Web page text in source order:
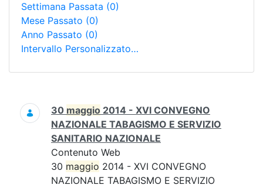
Settimana Passata (0)
Mese Passato (0)
Anno Passato (0)
Intervallo Personalizzato…
Ricerca
30 maggio 2014 - XVI CONVEGNO
NAZIONALE TABAGISMO E SERVIZIO
SANITARIO NAZIONALE
Contenuto Web
30 maggio 2014 - XVI CONVEGNO
NAZIONALE TABAGISMO E SERVIZIO